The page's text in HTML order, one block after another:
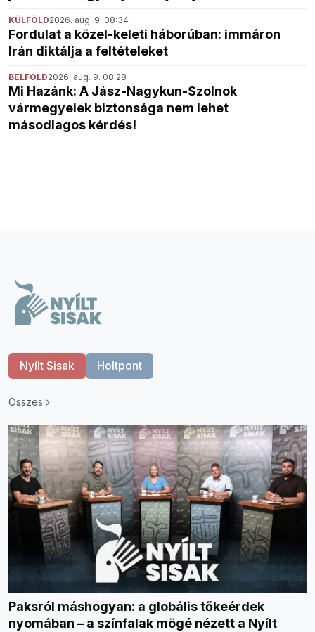
KÜLFÖLD2026. aug. 9. 08:34
Fordulat a közel-keleti háborúban: immáron
Irán diktálja a feltételeket
BELFÖLD2026. aug. 9. 08:28
Mi Hazánk: A Jász-Nagykun-Szolnok
vármegyeiek biztonsága nem lehet
másodlagos kérdés!
Nyílt Sisak Holtpont
Összes
Paksról máshogyan: a globális tőkeérdek
nyomában – a színfalak mögé nézett a Nyílt